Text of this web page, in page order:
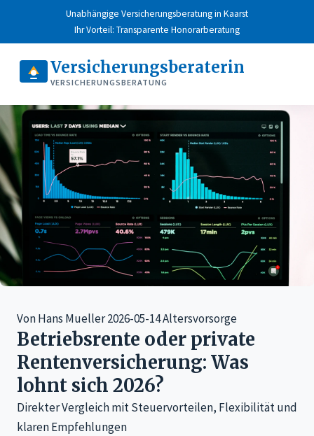
Unabhängige Versicherungsberatung in Kaarst
Ihr Vorteil: Transparente Honorarberatung
Versicherungsberaterin
VERSICHERUNGSBERATUNG
Von Hans Mueller2026-05-14Altersvorsorge
Betriebsrente oder private
Rentenversicherung: Was
lohnt sich 2026?
Direkter Vergleich mit Steuervorteilen, Flexibilität und
klaren Empfehlungen